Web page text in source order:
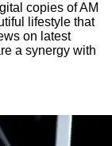
copies of AM
lifestyle that
on latest
a synergy with